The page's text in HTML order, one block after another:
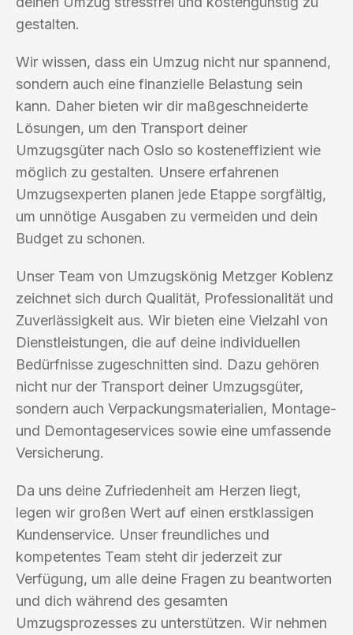
gestalten.
Wir wissen, dass ein Umzug nicht nur spannend,
sondern auch eine finanzielle Belastung sein
kann. Daher bieten wir dir maßgeschneiderte
Lösungen, um den Transport deiner
Umzugsgüter nach Oslo so kosteneffizient wie
möglich zu gestalten. Unsere erfahrenen
Umzugsexperten planen jede Etappe sorgfältig,
um unnötige Ausgaben zu vermeiden und dein
Budget zu schonen.
Unser Team von Umzugskönig Metzger Koblenz
zeichnet sich durch Qualität, Professionalität und
Zuverlässigkeit aus. Wir bieten eine Vielzahl von
Dienstleistungen, die auf deine individuellen
Bedürfnisse zugeschnitten sind. Dazu gehören
nicht nur der Transport deiner Umzugsgüter,
sondern auch Verpackungsmaterialien, Montage-
und Demontageservices sowie eine umfassende
Versicherung.
Da uns deine Zufriedenheit am Herzen liegt,
legen wir großen Wert auf einen erstklassigen
Kundenservice. Unser freundliches und
kompetentes Team steht dir jederzeit zur
Verfügung, um alle deine Fragen zu beantworten
und dich während des gesamten
Umzugsprozesses zu unterstützen. Wir nehmen